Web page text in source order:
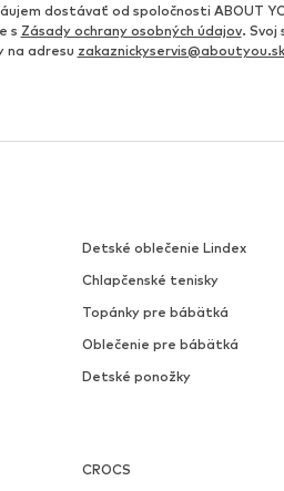
dostávať od spoločnosti ABOUT
s Zásady ochrany osobných údajov. Svoj
na adresu zakaznickyservis@aboutyou.sk
Detské oblečenie Lindex
Chlapčenské tenisky
Topánky pre bábätká
Oblečenie pre bábätká
Detské ponožky
CROCS